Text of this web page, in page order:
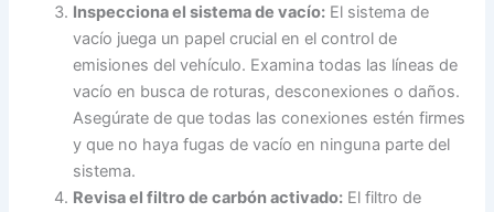
Inspecciona el sistema de vacío: El sistema de
vacío juega un papel crucial en el control de
emisiones del vehículo. Examina todas las líneas de
vacío en busca de roturas, desconexiones o daños.
Asegúrate de que todas las conexiones estén firmes
y que no haya fugas de vacío en ninguna parte del
sistema.
Revisa el filtro de carbón activado: El filtro de